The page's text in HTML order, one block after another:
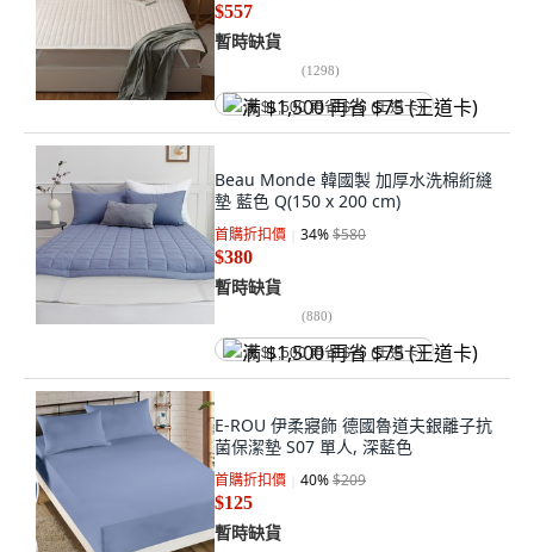
$557
暫時缺貨
(1298)
满 $1,500 再省 $75 (王道卡)
Beau Monde 韓國製 加厚水洗棉絎縫
墊 藍色 Q(150 x 200 cm)
首購折扣價 34%$580
$380
暫時缺貨
(880)
满 $1,500 再省 $75 (王道卡)
E-ROU 伊柔寢飾 德國魯道夫銀離子抗
菌保潔墊 S07 單人, 深藍色
首購折扣價 40%$209
$125
暫時缺貨